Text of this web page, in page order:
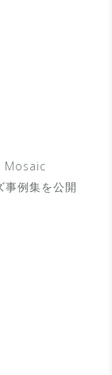
Mosaic
事例集を公開